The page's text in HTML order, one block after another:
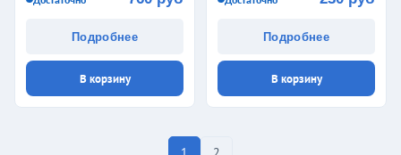
Подробнее
В корзину
Подробнее
В корзину